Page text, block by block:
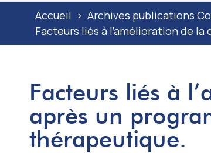
Accueil > Archives publications
Facteurs liés à l’amélioration de
Facteurs liés à
après un
thérapeutique.